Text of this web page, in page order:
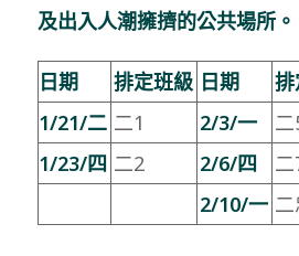
及出入人潮擁擠的公共場所。
日期 排定班級 日期
1/21/二 二1 2/3/一
1/23/四 二2 2/6/四
2/10/一